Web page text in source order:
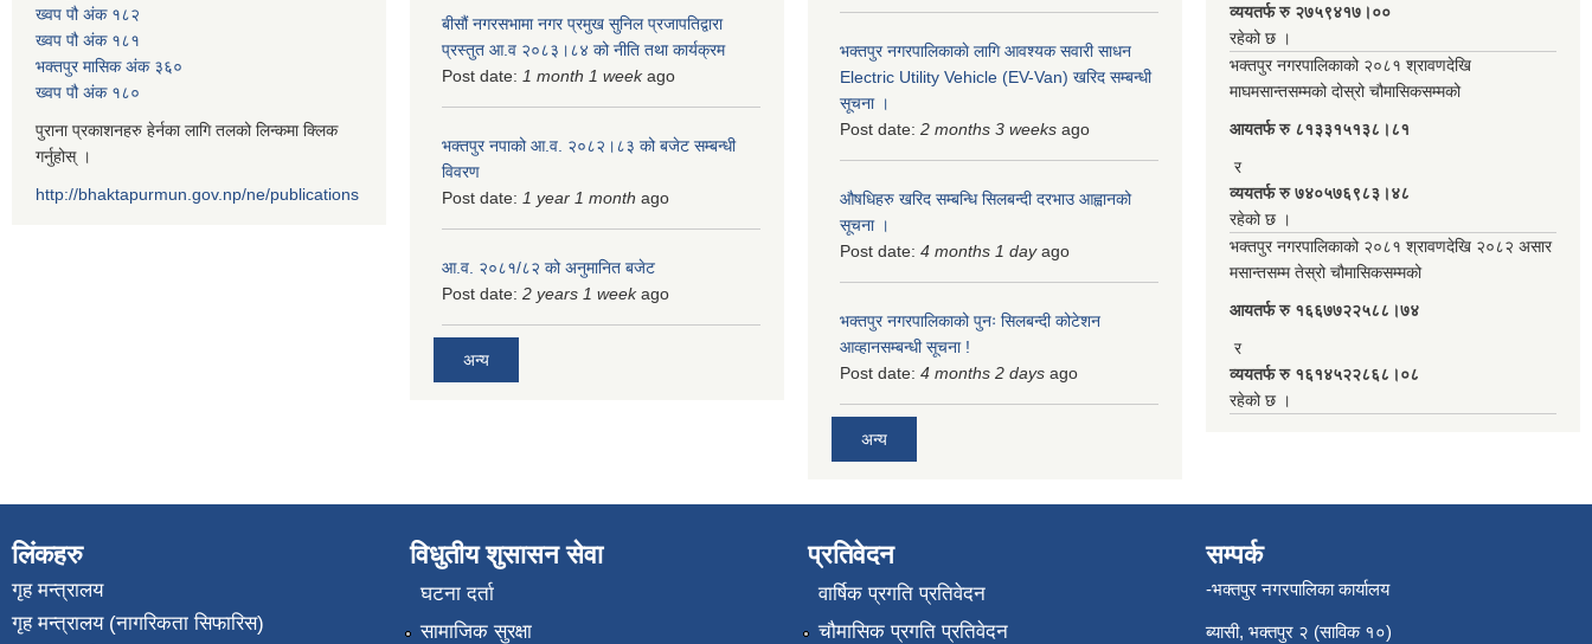
ख्वप पौ अंक १८२
ख्वप पौ अंक १८१
भक्तपुर मासिक अंक ३६०
ख्वप पौ अंक १८०
पुराना प्रकाशनहरु हेर्नका लागि तलको लिन्कमा क्लिक
गर्नुहोस् ।
http://bhaktapurmun.gov.np/ne/publications
बीसौं नगरसभामा नगर प्रमुख सुनिल प्रजापतिद्वारा
प्रस्तुत आ.व‍ २०८३।८४ को नीति तथा कार्यक्रम
Post date: 1 month 1 weekago
भक्तपुर नपाको आ.व. २०८२।८३ को बजेट सम्बन्धी
विवरण
Post date: 1 year 1 month ago
आ.व. २०८१/८२ को अनुमानित बजेट
Post date: 2 years 1 weekago
अन्य
भक्तपुर नगरपालिकाकाे लागि आवश्यक सवारी साधन
Electric Utility Vehicle (EV-Van) खरिद सम्बन्धी
सूचना ।
Post date: 2 months 3 weeks ago
औषधिहरु खरिद सम्बन्धि सिलबन्दी दरभाउ आह्वानको
सूचना ।
Post date: 4 months 1 dayago
भक्तपुर नगरपालिकाको पुनः सिलबन्दी कोटेशन
आव्हानसम्बन्धी सूचना !
Post date: 4 months 2 days ago
अन्य
व्ययतर्फ रु २७५९४१७।००
रहेको छ ।
भक्तपुर नगरपालिकाको २०८१ श्रावणदेखि
माघमसान्तसम्मको दोस्रो चौमासिकसम्मको
आयतर्फ रु‌ ८१३३१५१३८।८१
र
व्ययतर्फ रु ७४०५७६९८३।४८
रहेको छ ।
भक्तपुर नगरपालिकाको २०८१ श्रावणदेखि २०८२ असार
मसान्तसम्म तेस्रो चौमासिकसम्मको
आयतर्फ रु‌ १६६७७२२५८८।७४
र
व्ययतर्फ रु १६१४५२२८६८।०८
रहेको छ ।
लिंकहरु
गृह मन्त्रालय
गृह मन्त्रालय (नागरिकता सिफारिस)
विधुतीय शुसासन सेवा
घटना दर्ता
सामाजिक सुरक्षा
प्रतिवेदन
वार्षिक प्रगति प्रतिवेदन
चौमासिक प्रगति प्रतिवेदन
सम्पर्क
-भक्तपुर नगरपालिका कार्यालय
ब्यासी, भक्तपुर २ (साविक १०)